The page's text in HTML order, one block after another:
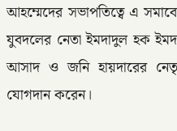
আহম্মেদের সভাপতিত্বে এ
যুবদলের নেতা ইমদাদুল হক
আসাদ ও জনি হায়দারের
যোগদান করেন।